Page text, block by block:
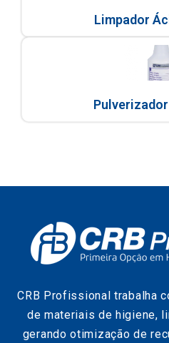
Limpador
CRB Profissional trabalha
de materiais de higiene,
gerando otimização de